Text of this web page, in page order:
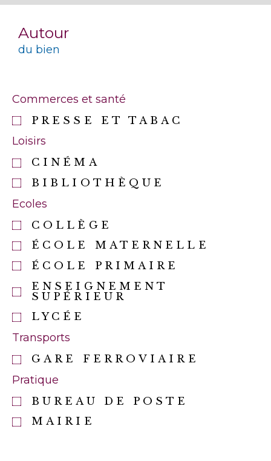
Autour
du bien
Commerces et santé
PRESSE ET TABAC
Loisirs
CINÉMA
BIBLIOTHÈQUE
Ecoles
COLLÈGE
ÉCOLE MATERNELLE
ÉCOLE PRIMAIRE
ENSEIGNEMENT
SUPÉRIEUR
LYCÉE
Transports
GARE FERROVIAIRE
Pratique
BUREAU DE POSTE
MAIRIE